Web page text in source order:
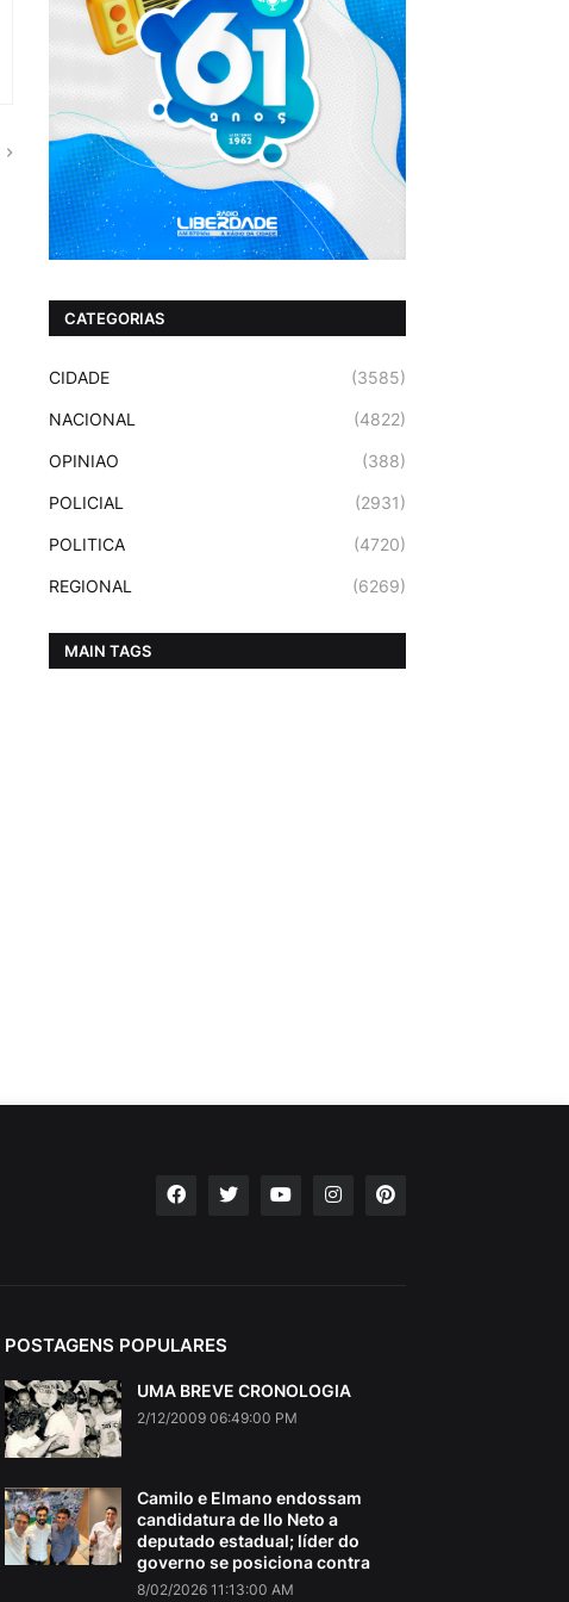
CATEGORIAS
CIDADE (3585)
NACIONAL (4822)
OPINIAO (388)
POLICIAL (2931)
POLITICA (4720)
REGIONAL (6269)
MAIN TAGS
POSTAGENS POPULARES
UMA BREVE CRONOLOGIA
2/12/2009 06:49:00 PM
Camilo e Elmano endossam
candidatura de Ilo Neto a
deputado estadual; líder do
governo se posiciona contra
8/02/2026 11:13:00 AM